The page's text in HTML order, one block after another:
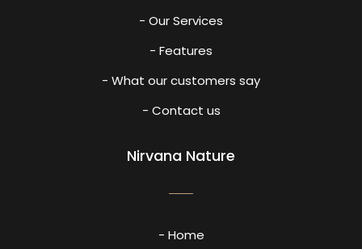
- Our Services
- Features
- What our customers say
- Contact us
Nirvana Nature
- Home